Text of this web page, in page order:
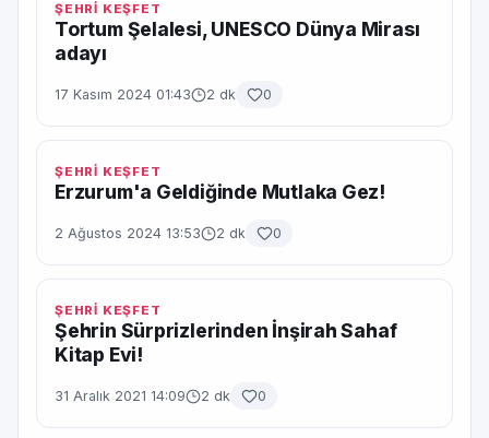
ŞEHRİ KEŞFET
Tortum Şelalesi, UNESCO Dünya Mirası
adayı
17 Kasım 2024 01:43 2 dk 0
ŞEHRİ KEŞFET
Erzurum'a Geldiğinde Mutlaka Gez!
2 Ağustos 2024 13:53 2 dk 0
ŞEHRİ KEŞFET
Şehrin Sürprizlerinden İnşirah Sahaf
Kitap Evi!
31 Aralık 2021 14:09 2 dk 0